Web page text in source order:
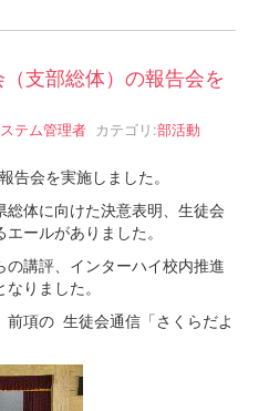
支部総体）の報告会を
テム管理者 カテゴリ:部活動
告会を実施しました。
体に向けた決意表明、生徒会
ールがありました。
講評、インターハイ校内推進
りました。
前項の 生徒会通信「さくらだよ